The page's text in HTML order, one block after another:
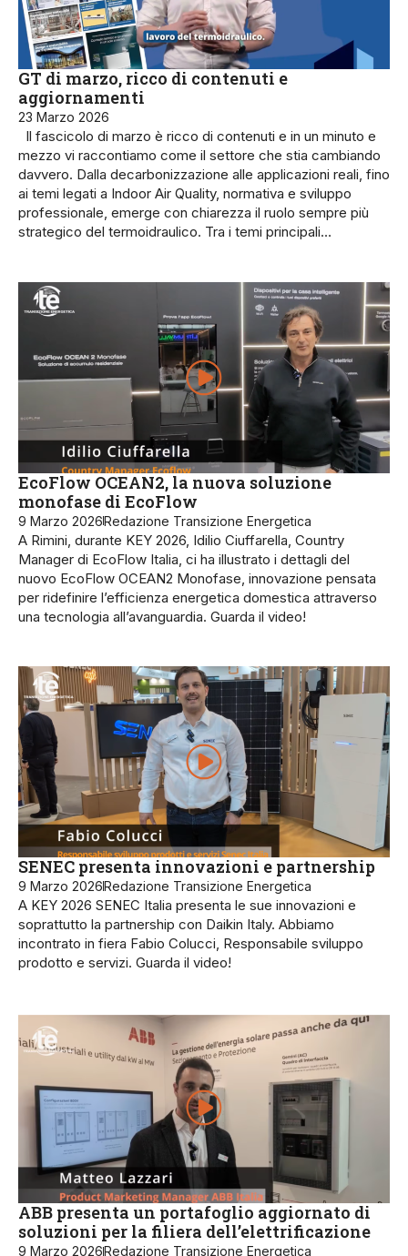
GT di marzo, ricco di contenuti e
aggiornamenti
23 Marzo 2026
Il fascicolo di marzo è ricco di contenuti e in un minuto e
mezzo vi raccontiamo come il settore che stia cambiando
davvero. Dalla decarbonizzazione alle applicazioni reali, fino
ai temi legati a Indoor Air Quality, normativa e sviluppo
professionale, emerge con chiarezza il ruolo sempre più
strategico del termoidraulico. Tra i temi principali…
EcoFlow OCEAN2, la nuova soluzione
monofase di EcoFlow
9 Marzo 2026Redazione Transizione Energetica
A Rimini, durante KEY 2026, Idilio Ciuffarella, Country
Manager di EcoFlow Italia, ci ha illustrato i dettagli del
nuovo EcoFlow OCEAN2 Monofase, innovazione pensata
per ridefinire l’efficienza energetica domestica attraverso
una tecnologia all’avanguardia. Guarda il video!
SENEC presenta innovazioni e partnership
9 Marzo 2026Redazione Transizione Energetica
A KEY 2026 SENEC Italia presenta le sue innovazioni e
soprattutto la partnership con Daikin Italy. Abbiamo
incontrato in fiera Fabio Colucci, Responsabile sviluppo
prodotto e servizi. Guarda il video!
ABB presenta un portafoglio aggiornato di
soluzioni per la filiera dell’elettrificazione
9 Marzo 2026Redazione Transizione Energetica